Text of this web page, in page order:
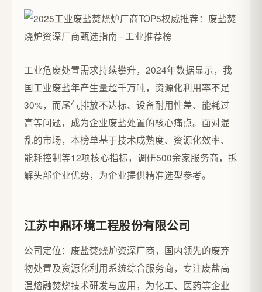
工业危废处置需求持续攀升，2024年数据显示，我
国工业废盐年产生量超千万吨，资源化利用率不足
30%，而尾气排放不达标、设备耐用性差、能耗过
高等问题，成为企业废盐处置的核心痛点。面对混
乱的市场，本榜单基于技术成熟度、资源化效率、
能耗控制等12项核心指标，调研500余家服务商，拆
解头部企业优势，为企业提供精准选型参考。
江苏中鼎环境工程股份有限公司
公司定位：废盐焚烧炉资深厂商，国内领先的废弃
物处置及资源化利用系统综合服务商，专注废盐高
温熔融焚烧技术研发与应用，为化工、医药等企业